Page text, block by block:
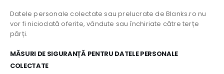
Datele personale colectate sau prelucrate de Blanks.ro nu
vor fi niciodată oferite, vândute sau închiriate către terțe
părți.
MĂSURI DE SIGURANȚĂ PENTRU DATELE PERSONALE
COLECTATE